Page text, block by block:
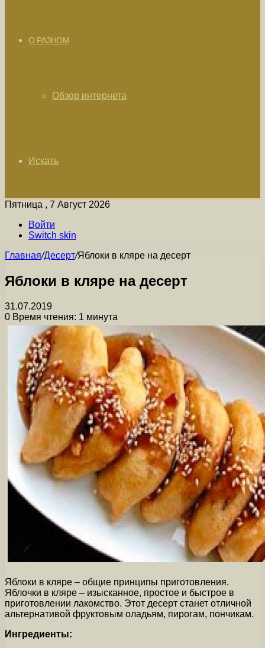
О РАЗНОМ
Обзор интернета
Искать
Пятница , 7 Август 2026
Войти
Switch skin
Главная/Десерт/Яблоки в кляре на десерт
Яблоки в кляре на десерт
31.07.2019
0 Время чтения: 1 минута
Яблоки в кляре – общие принципы приготовления.
Яблочки в кляре – изысканное, простое и быстрое в
приготовлении лакомство. Этот десерт станет отличной
альтернативой фруктовым оладьям, пирогам, пончикам.
Ингредиенты: